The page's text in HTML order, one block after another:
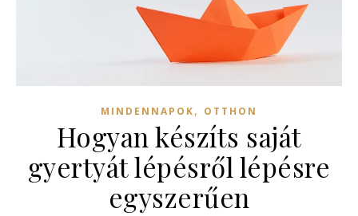
MINDENNAPOK, OTTHON
Hogyan készíts saját
gyertyát lépésről lépésre
egyszerűen